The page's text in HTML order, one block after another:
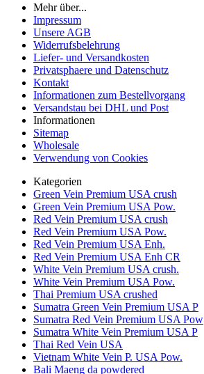
Mehr über...
Impressum
Unsere AGB
Widerrufsbelehrung
Liefer- und Versandkosten
Privatsphaere und Datenschutz
Kontakt
Informationen zum Bestellvorgang
Versandstau bei DHL und Post
Informationen
Sitemap
Wholesale
Verwendung von Cookies
Kategorien
Green Vein Premium USA crush
Green Vein Premium USA Pow.
Red Vein Premium USA crush
Red Vein Premium USA Pow.
Red Vein Premium USA Enh.
Red Vein Premium USA Enh CR
White Vein Premium USA crush.
White Vein Premium USA Pow.
Thai Premium USA crushed
Sumatra Green Vein Premium USA P
Sumatra Red Vein Premium USA Pow
Sumatra White Vein Premium USA P
Thai Red Vein USA
Vietnam White Vein P. USA Pow.
Bali Maeng da powdered